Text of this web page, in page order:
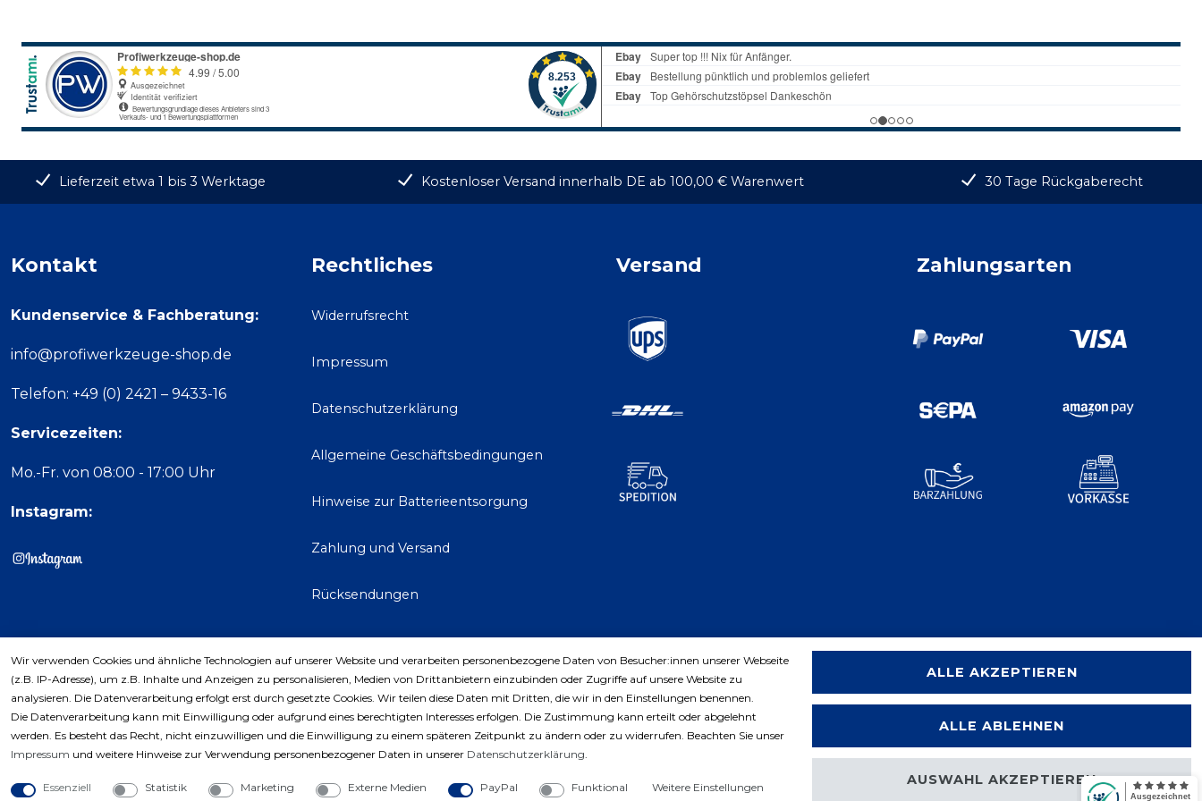
Lieferzeit etwa 1 bis 3 Werktage Kostenloser Versand innerhalb DE ab 100,00 € Warenwert 30 Tage Rückgaberecht
Kontakt
Kundenservice & Fachberatung:
info@profiwerkzeuge-shop.de
Telefon: +49 (0) 2421 – 9433-16
Servicezeiten:
Mo.-Fr. von 08:00 - 17:00 Uhr
Instagram:
Rechtliches
Widerrufsrecht
Impressum
Datenschutzerklärung
Allgemeine Geschäftsbedingungen
Hinweise zur Batterieentsorgung
Zahlung und Versand
Rücksendungen
Kaufvertrag widerrufen
Versand Zahlungsarten
Copyright © 2023 by Profiwerkzeuge-Shop. Alle Rechte vorbehalten.
Wir verwenden Cookies und ähnliche Technologien auf unserer Website und verarbeiten personenbezogene Daten von Besucher:innen unserer Webseite
(z.B. IP-Adresse), um z.B. Inhalte und Anzeigen zu personalisieren, Medien von Drittanbietern einzubinden oder Zugriffe auf unsere Website zu
analysieren. Die Datenverarbeitung erfolgt erst durch gesetzte Cookies. Wir teilen diese Daten mit Dritten, die wir in den Einstellungen benennen.
Die Datenverarbeitung kann mit Einwilligung oder aufgrund eines berechtigten Interesses erfolgen. Die Zustimmung kann erteilt oder abgelehnt
werden. Es besteht das Recht, nicht einzuwilligen und die Einwilligung zu einem späteren Zeitpunkt zu ändern oder zu widerrufen. Beachten Sie unser
Impressum und weitere Hinweise zur Verwendung personenbezogener Daten in unserer Daten­schutz­erklärung.
Essenziell Statistik Marketing Externe Medien PayPal Funktional Weitere Einstellungen
ALLE AKZEPTIEREN
ALLE ABLEHNEN
AUSWAHL AKZEPTIEREN